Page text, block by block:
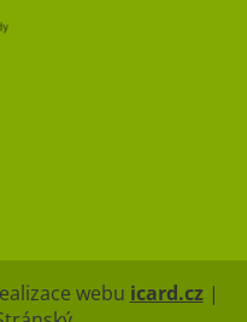
webu icard.cz|